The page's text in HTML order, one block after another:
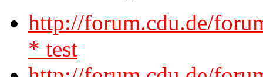
http://forum.cdu.de/
* test